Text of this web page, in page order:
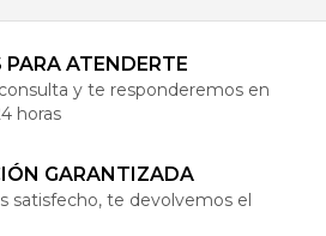
PARA ATENDERTE
y te responderemos en
horas
GARANTIZADA
satisfecho, te devolvemos el